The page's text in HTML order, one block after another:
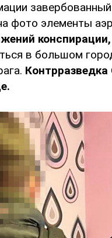
фото элементы
в большом